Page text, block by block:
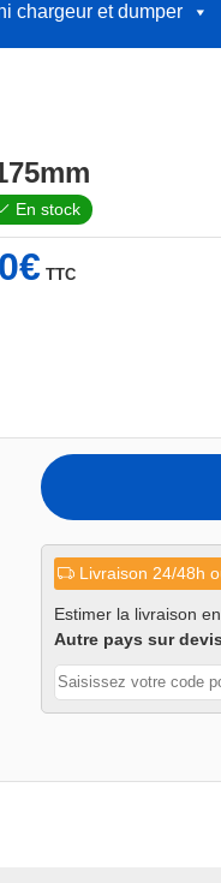
chargeur et dumper
En stock
€prix
TTC
Livraison 24/48h
Estimer la livraison
Autre pays sur devis